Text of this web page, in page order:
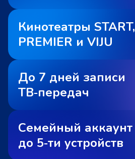
Кинотеатры START,
PREMIER и VIJU
До 7 дней записи
ТВ‑передач
Семейный аккаунт
до 5‑ти устройств